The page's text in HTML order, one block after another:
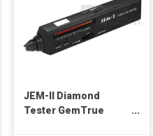
JEM-II Diamond
Tester GemTrue